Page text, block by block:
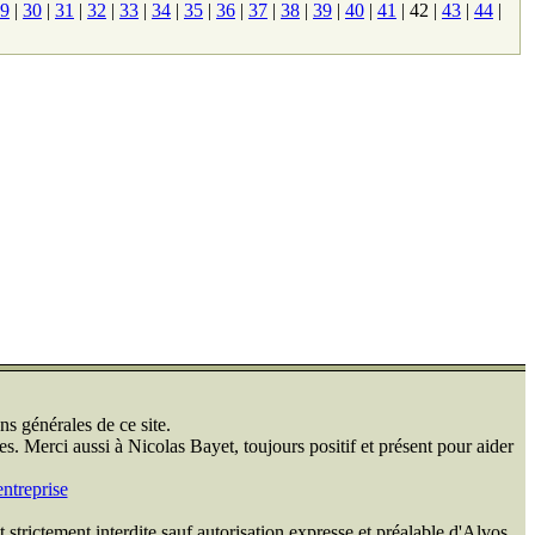
| 30 | 31 | 32 | 33 | 34 | 35 | 36 | 37 | 38 | 39 | 40 | 41 | 42 | 43 | 44 |
générales de ce site.
Merci aussi à Nicolas Bayet, toujours positif et présent pour aider